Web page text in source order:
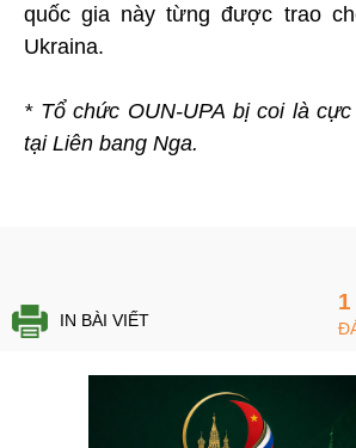
quốc gia này từng được trao
Ukraina.
* Tổ chức OUN-UPA bị coi là
tại Liên bang Nga.
IN BÀI VIẾT
1